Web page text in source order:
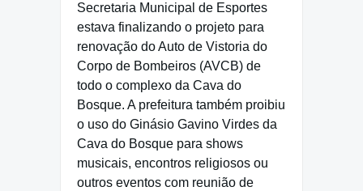
Secretaria Municipal de Esportes
estava finalizando o projeto para
renovação do Auto de Vistoria do
Corpo de Bombeiros (AVCB) de
todo o complexo da Cava do
Bosque. A prefeitura também proibiu
o uso do Ginásio Gavino Virdes da
Cava do Bosque para shows
musicais, encontros religiosos ou
outros eventos com reunião de